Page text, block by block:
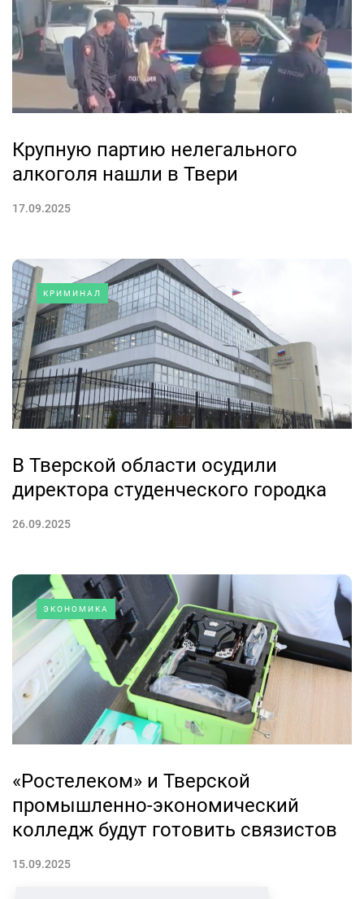
Крупную партию нелегального
алкоголя нашли в Твери
17.09.2025
КРИМИНАЛ
В Тверской области осудили
директора студенческого городка
26.09.2025
ЭКОНОМИКА
«Ростелеком» и Тверской
промышленно-экономический
колледж будут готовить связистов
15.09.2025